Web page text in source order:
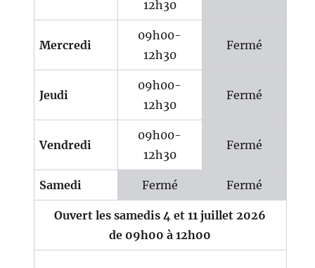
12h30
Mercredi
09h00-
12h30
Fermé
Jeudi
09h00-
12h30
Fermé
Vendredi
09h00-
12h30
Fermé
Samedi Fermé Fermé
Ouvert les samedis 4 et 11 juillet 2026
de 09h00 à 12h00